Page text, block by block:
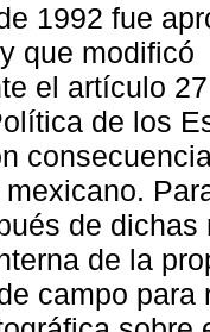
1992 fue
que modificó
el artículo
de los
de
de la
campo